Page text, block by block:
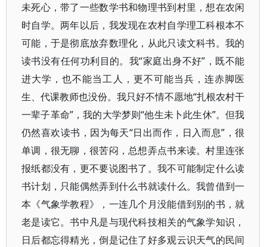
未死心，带了一些数学书和物理书到村里，想在农闲
时自学。两年以后，我发现在农村自学理工科根本不
可能，于是彻底放弃数理化，从此只读文科书。我的
读书没有任何功利目的。我“家庭出身不好”，既不能
进大学，也不能当工人，更不可能当兵，连赤脚医
生、代课教师也没份。我只好不情不愿地“扎根农村干
一辈子革命”，我的大学梦则“他生未卜此生休”。但我
仍然喜欢读书，因为每天“日出而作，日入而息”，很
单调，很无聊，很苦闷，总想弄点书来读。村里连张
报纸都没有，更不要说图书了。我不可能制定什么读
书计划，只能偶然弄到什么书就读什么。我曾借到一
本《气象学教程》，一连几个月没能借到别的书，就
老是读它。书中凡是与现代科技相关的气象学知识，
日后都忘得精光，倒是记住了好多观云识天气的民间